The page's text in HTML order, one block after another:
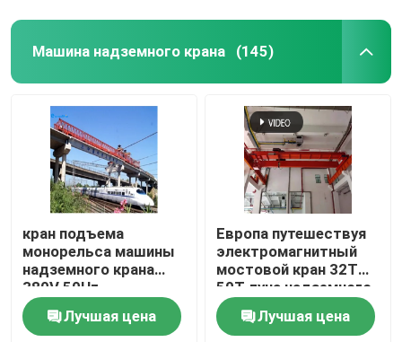
Машина надземного крана (145)
кран подъема
монорельса машины
надземного крана
380V 50Hz
высокопрочный
стальнойЛучшая цена
Европа путешествуя
электромагнитный
мостовой кран 32T
50T луча надземного
крана двойной
Лучшая цена